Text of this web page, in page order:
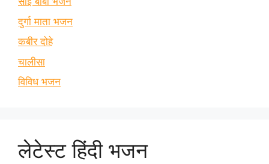
दुर्गा माता भजन
कबीर दोहे
चालीसा
विविध भजन
लेटेस्ट हिंदी भजन